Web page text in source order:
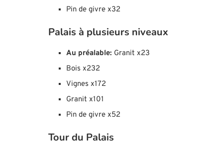
Pin de givre x32
Palais à plusieurs niveaux
Au préalable: Granit x23
Bois x232
Vignes x172
Granit x101
Pin de givre x52
Tour du Palais